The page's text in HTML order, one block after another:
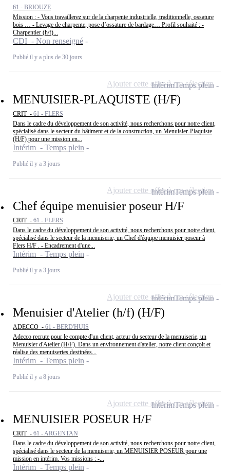
61 - BRIOUZE
Mission : - Vous travaillerez sur de la charpente industrielle, traditionnelle, ossature
bois … - Levage de charpente, pose d’ossature de bardage… Profil souhaité : -
Charpentier (h/f)...
CDI - Non renseigné
Publié il y a plus de 30 jours
MENUISIER-PLAQUISTE (H/F)
CRIT - 61 - FLERS
Dans le cadre du développement de son activité, nous recherchons pour notre client,
spécialisé dans le secteur du bâtiment et de la construction, un Menuisier-Plaquiste
(H/F) pour une mission en...
Intérim - Temps plein
Publié il y a 3 jours
IntérimTemps plein
Ajouter cette offre à ma sélection
Chef équipe menuisier poseur H/F
CRIT - 61 - FLERS
Dans le cadre du développement de son activité, nous recherchons pour notre client,
spécialisé dans le secteur de la menuiserie, un Chef d'équipe menuisier poseur à
Flers H/F . - Encadrement d'une...
Intérim - Temps plein
Publié il y a 3 jours
IntérimTemps plein
Ajouter cette offre à ma sélection
Menuisier d'Atelier (h/f) (H/F)
ADECCO - 61 - BERD'HUIS
Adecco recrute pour le compte d'un client, acteur du secteur de la menuiserie, un
Menuisier d'Atelier (H/F). Dans un environnement d'atelier, notre client conçoit et
réalise des menuiseries destinées...
Intérim - Temps plein
Publié il y a 8 jours
IntérimTemps plein
Ajouter cette offre à ma sélection
MENUISIER POSEUR H/F
CRIT - 61 - ARGENTAN
Dans le cadre du développement de son activité, nous recherchons pour notre client,
spécialisé dans le secteur de la menuiserie, un MENUISIER POSEUR pour une
mission en intérim. Vos missions : -...
Intérim - Temps plein
IntérimTemps plein
Ajouter cette offre à ma sélection